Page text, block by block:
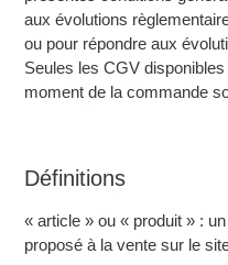
aux évolutions
ou pour répondre aux
Seules les CGV
moment de la commande
Définitions
« article » ou « produit » :
proposé à la vente sur le